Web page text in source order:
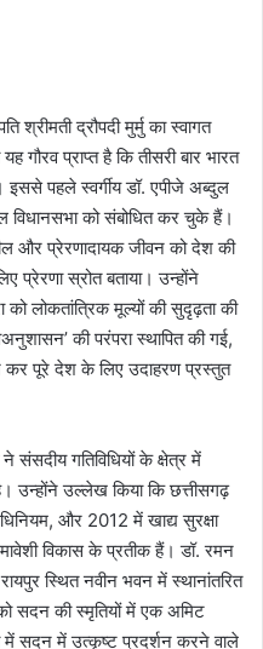
श्रीमती द्रौपदी मुर्मु का स्वागत
गौरव प्राप्त है कि तीसरी बार भारत
इससे पहले स्वर्गीय डॉ. एपीजे अब्दुल
विधानसभा को संबोधित कर चुके हैं।
और प्रेरणादायक जीवन को देश की
प्रेरणा स्रोत बताया। उन्होंने
को लोकतांत्रिक मूल्यों की सुदृढ़ता की
की परंपरा स्थापित की गई,
कर पूरे देश के लिए उदाहरण प्रस्तुत
संसदीय गतिविधियों के क्षेत्र में
उन्होंने उल्लेख किया कि छत्तीसगढ़
और 2012 में खाद्य सुरक्षा
विकास के प्रतीक हैं। डॉ. रमन
स्थित नवीन भवन में स्थानांतरित
को सदन की स्मृतियों में एक अमिट
में सदन में उत्कृष्ट प्रदर्शन करने वाले